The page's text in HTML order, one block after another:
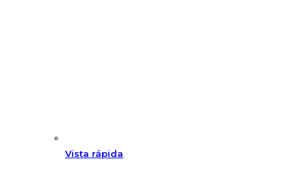
Vista rápida